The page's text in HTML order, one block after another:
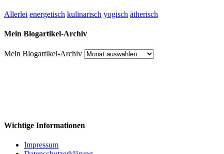
Allerlei energetisch kulinarisch yogisch ätherisch
Mein Blogartikel-Archiv
Mein Blogartikel-Archiv
Wichtige Informationen
Impressum